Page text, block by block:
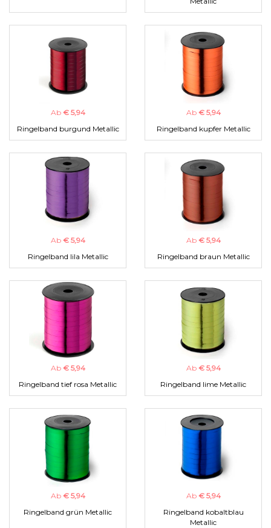
Ab € 5,94
Ringelband burgund Metallic
Ab € 5,94
Ringelband kupfer Metallic
Ab € 5,94
Ringelband lila Metallic
Ab € 5,94
Ringelband braun Metallic
Ab € 5,94
Ringelband tief rosa Metallic
Ab € 5,94
Ringelband lime Metallic
Ab € 5,94
Ringelband grün Metallic
Ab € 5,94
Ringelband kobaltblau
Metallic